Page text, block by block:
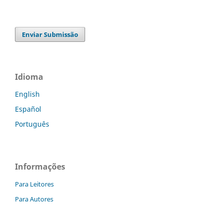
Enviar Submissão
Idioma
English
Español
Português
Informações
Para Leitores
Para Autores